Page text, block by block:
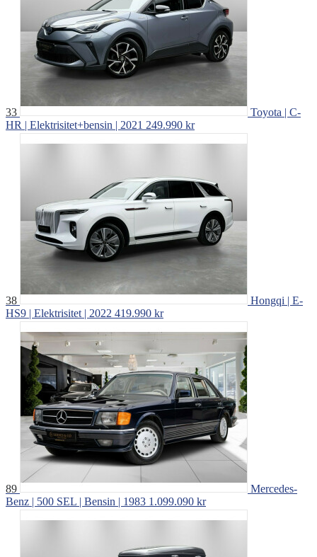
33
Toyota | C-
HR | Elektrisitet+bensin | 2021 249.990 kr
38
Hongqi | E-
HS9 | Elektrisitet | 2022 419.990 kr
89
Mercedes-
Benz | 500 SEL | Bensin | 1983 1.099.090 kr